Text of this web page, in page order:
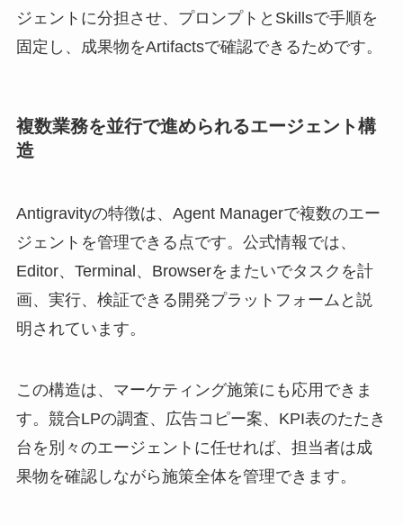
ジェントに分担させ、プロンプトとSkillsで手順を
固定し、成果物をArtifactsで確認できるためです。
複数業務を並行で進められるエージェント構
造
Antigravityの特徴は、Agent Managerで複数のエー
ジェントを管理できる点です。公式情報では、
Editor、Terminal、Browserをまたいでタスクを計
画、実行、検証できる開発プラットフォームと説
明されています。
この構造は、マーケティング施策にも応用できま
す。競合LPの調査、広告コピー案、KPI表のたたき
台を別々のエージェントに任せれば、担当者は成
果物を確認しながら施策全体を管理できます。